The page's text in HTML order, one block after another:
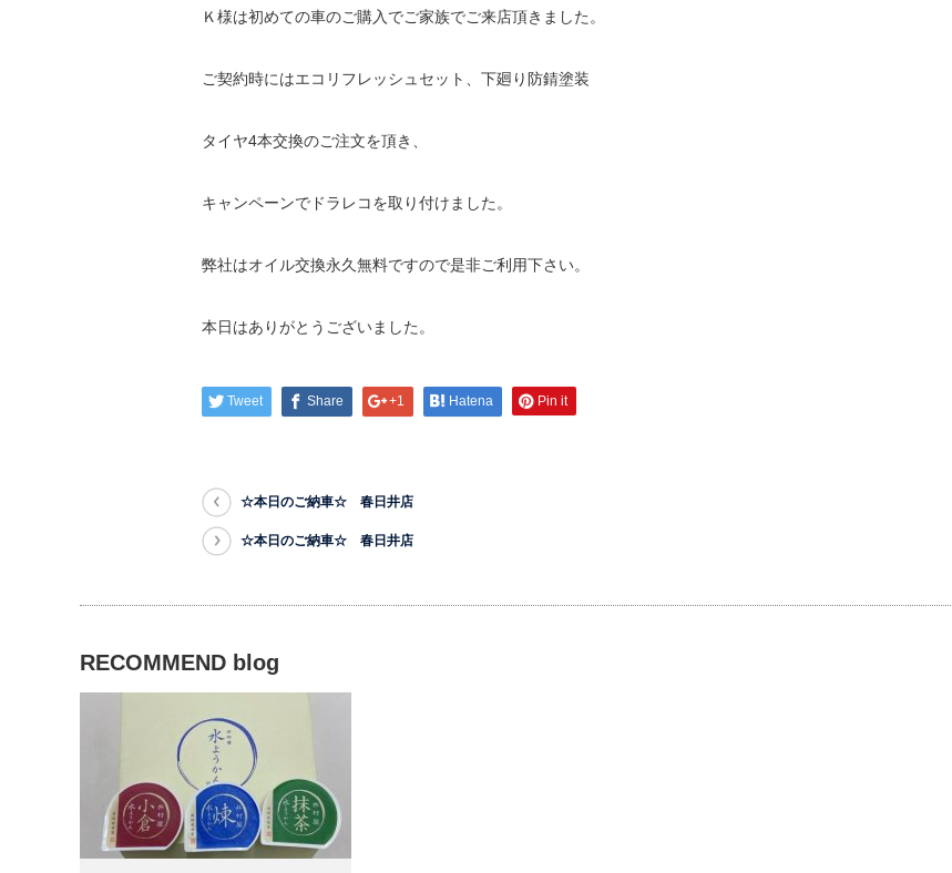
Ｋ様は初めての車のご購入でご家族でご来店頂きました。
ご契約時にはエコリフレッシュセット、下廻り防錆塗装
タイヤ4本交換のご注文を頂き、
キャンペーンでドラレコを取り付けました。
弊社はオイル交換永久無料ですので是非ご利用下さい。
本日はありがとうございました。
Tweet Share +1 Hatena Pin it
☆本日のご納車☆ 春日井店
☆本日のご納車☆ 春日井店
RECOMMEND blog